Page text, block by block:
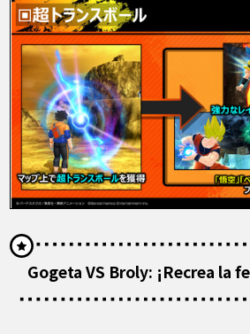
Gogeta VS Broly: ¡Recrea la